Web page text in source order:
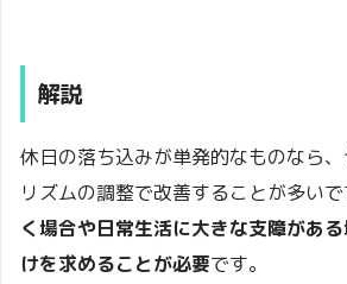
解説
休日の落ち込みが単発的なものなら
リズムの調整で改善することが多いで
く場合や日常生活に大きな支障があ
けを求めることが必要です。